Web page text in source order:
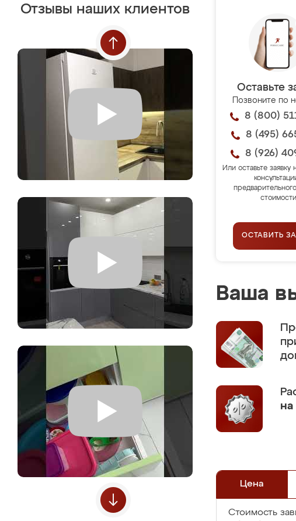
Отзывы наших клиентов
Оставьте
Позвоните по
8 (800)
8 (495)
8 (926)
Или оставьте заявку
ОСТАВИТЬ
Ваша
Цена
Стоимость